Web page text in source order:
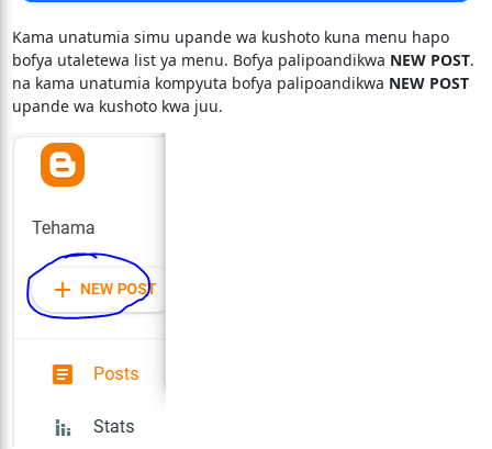
Kama unatumia simu upande wa kushoto kuna menu hapo
bofya utaletewa list ya menu. Bofya palipoandikwa NEW POST.
na kama unatumia kompyuta bofya palipoandikwa NEW POST
upande wa kushoto kwa juu.